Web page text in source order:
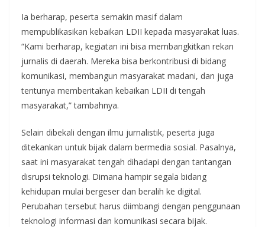
Ia berharap, peserta semakin masif dalam
mempublikasikan kebaikan LDII kepada masyarakat luas.
“Kami berharap, kegiatan ini bisa membangkitkan rekan
jurnalis di daerah. Mereka bisa berkontribusi di bidang
komunikasi, membangun masyarakat madani, dan juga
tentunya memberitakan kebaikan LDII di tengah
masyarakat,” tambahnya.
Selain dibekali dengan ilmu jurnalistik, peserta juga
ditekankan untuk bijak dalam bermedia sosial. Pasalnya,
saat ini masyarakat tengah dihadapi dengan tantangan
disrupsi teknologi. Dimana hampir segala bidang
kehidupan mulai bergeser dan beralih ke digital.
Perubahan tersebut harus diimbangi dengan penggunaan
teknologi informasi dan komunikasi secara bijak.